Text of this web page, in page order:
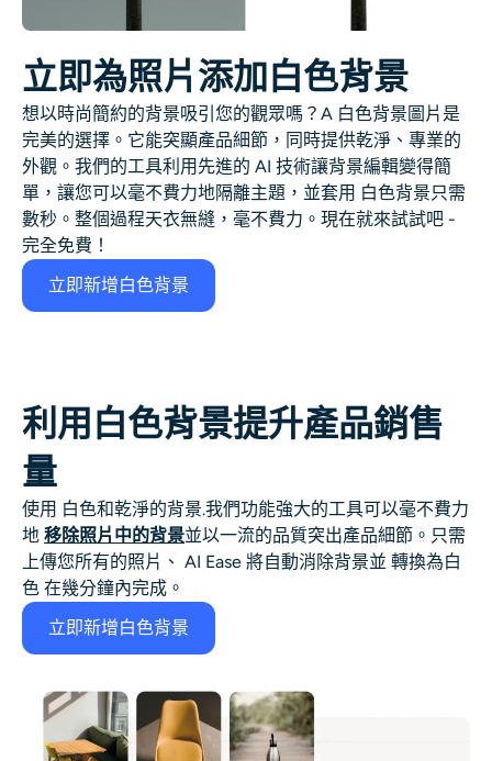
AI濾鏡
爆頭生成器專業版
AI頭像生成器
護照照片製作工具
視頻工具
視頻增強器
影片浮水印去除器
立即為照片添加白色背景
想以時尚簡約的背景吸引您的觀眾嗎？A 白色背景圖片 是
完美的選擇。它能突顯產品細節，同時提供乾淨、專業的
外觀。我們的工具利用先進的 AI 技術讓背景編輯變得簡
單，讓您可以毫不費力地隔離主題，並套用 白色背景只需
數秒。整個過程天衣無縫，毫不費力。現在就來試試吧 -
完全免費！
立即新增白色背景
利用白色背景提升產品銷售
量
使用 白色和乾淨的背景.我們功能強大的工具可以毫不費力
地 移除照片中的背景並以一流的品質突出產品細節。只需
上傳您所有的照片、 AI Ease 將自動消除背景並 轉換為白
色 在幾分鐘內完成。
立即新增白色背景